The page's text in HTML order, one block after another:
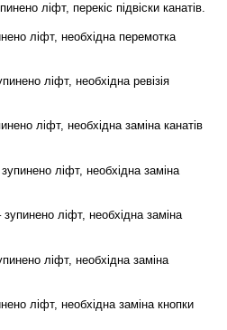
ліфт, перекіс підвіски канатів.
ліфт, необхідна перемотка
ліфт, необхідна ревізія
ліфт, необхідна заміна канатів
ліфт, необхідна заміна
ліфт, необхідна заміна
ліфт, необхідна заміна
ліфт, необхідна заміна кнопки